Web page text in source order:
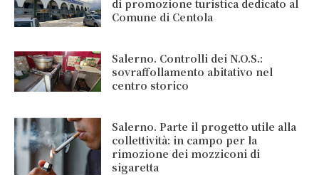
di promozione turistica dedicato al
Comune di Centola
Salerno. Controlli dei N.O.S.:
sovraffollamento abitativo nel
centro storico
Salerno. Parte il progetto utile alla
collettività: in campo per la
rimozione dei mozziconi di
sigaretta